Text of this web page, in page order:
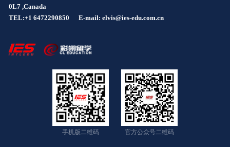
0L7 ,Canada
TEL:+1 6472290850 E-mail: elvis@ies-edu.com.cn
手机版二维码 官方公众号二维码